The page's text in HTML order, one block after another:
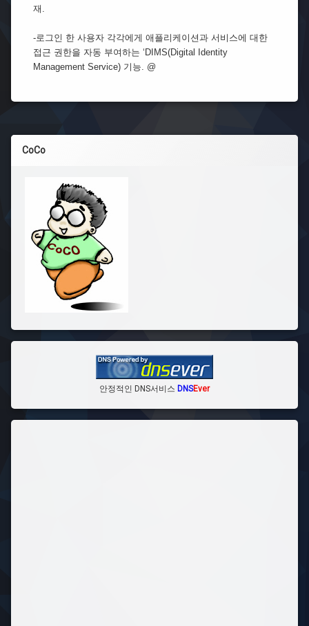
재.
-로그인 한 사용자 각각에게 애플리케이션과 서비스에 대한
접근 권한을 자동 부여하는 ‘DIMS(Digital Identity
Management Service) 기능. @
CoCo
안정적인 DNS서비스 DNSEver